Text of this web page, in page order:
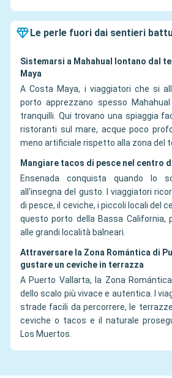
Le perle fuori dai sentieri
Sistemarsi a Mahahual lontano dal
Maya
A Costa Maya, i viaggiatori che si
porto apprezzano spesso
tranquilli. Qui trovano una spiaggia
ristoranti sul mare, acque poco
meno artificiale rispetto alla zona del
Mangiare tacos di pesce nel centro
Ensenada conquista quando lo
all'insegna del gusto. I viaggiatori
di pesce, il ceviche, i piccoli locali del
questo porto della Bassa California,
alle grandi località balneari.
Attraversare la Zona Romántica di
gustare un ceviche in terrazza
A Puerto Vallarta, la Zona
dello scalo più vivace e autentica. I
strade facili da percorrere, le
ceviche o tacos e il naturale
Los Muertos.